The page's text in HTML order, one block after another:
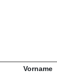
Vorname